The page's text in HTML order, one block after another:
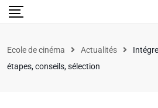
Ecole de cinéma Actualités
étapes, conseils, sélection